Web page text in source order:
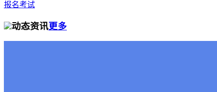
报名考试
动态资讯更多